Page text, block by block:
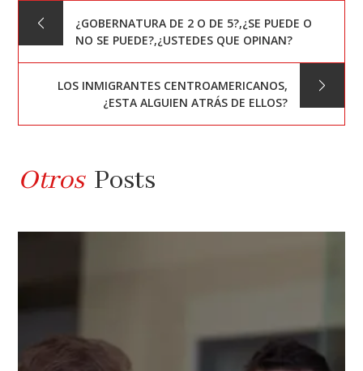
Navegación
de
entradas
¿GOBERNATURA DE 2 O DE 5?,¿SE PUEDE O
NO SE PUEDE?,¿USTEDES QUE OPINAN?
LOS INMIGRANTES CENTROAMERICANOS,
¿ESTA ALGUIEN ATRÁS DE ELLOS?
Otros Posts